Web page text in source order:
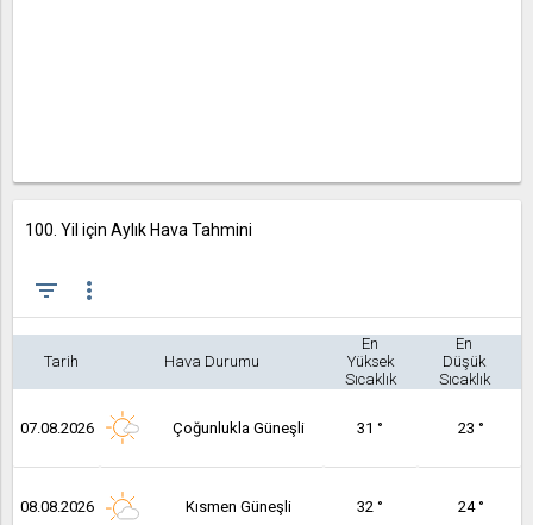
100. Yil için Aylık Hava Tahmini
filter_list more_vert
Tarih Hava Durumu
En
Yüksek
Sıcaklık
En
Düşük
Sıcaklık
07.08.2026 Çoğunlukla Güneşli 31 ° 23 °
08.08.2026 Kısmen Güneşli 32 ° 24 °